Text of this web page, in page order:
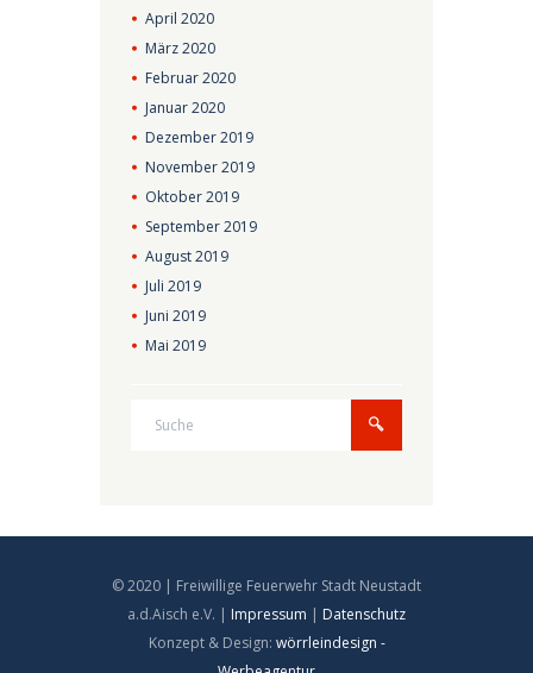
April2020
März2020
Februar2020
Januar2020
Dezember2019
November2019
Oktober2019
September2019
August2019
Juli2019
Juni2019
Mai2019
© 2020 | Freiwillige Feuerwehr Stadt Neustadt
a.d.Aisch e.V. | Impressum | Datenschutz
Konzept & Design: wörrleindesign -